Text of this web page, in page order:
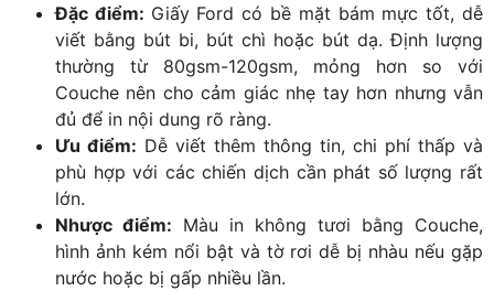
Đặc điểm: Giấy Ford có bề mặt bám mực tốt, dễ
viết bằng bút bi, bút chì hoặc bút dạ. Định lượng
thường từ 80gsm-120gsm, mỏng hơn so với
Couche nên cho cảm giác nhẹ tay hơn nhưng vẫn
đủ để in nội dung rõ ràng.
Ưu điểm: Dễ viết thêm thông tin, chi phí thấp và
phù hợp với các chiến dịch cần phát số lượng rất
lớn.
Nhược điểm: Màu in không tươi bằng Couche,
hình ảnh kém nổi bật và tờ rơi dễ bị nhàu nếu gặp
nước hoặc bị gấp nhiều lần.